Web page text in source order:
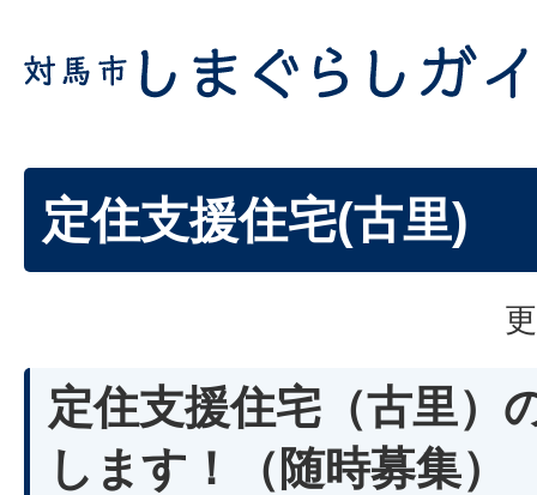
定住支援住宅(古里)
定住支援住宅（古里）
します！（随時募集）